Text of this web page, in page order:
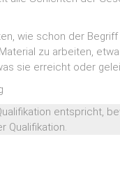
wie schon der
zu arbeiten,
sie erreicht oder
entspricht,
Qualifikation.